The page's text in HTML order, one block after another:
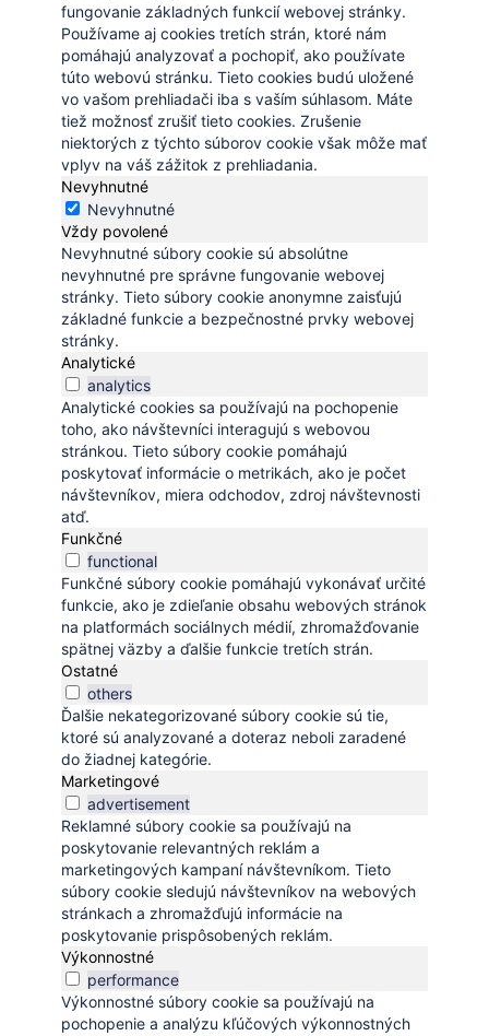
fungovanie základných funkcií webovej stránky.
Používame aj cookies tretích strán, ktoré nám
pomáhajú analyzovať a pochopiť, ako používate
túto webovú stránku. Tieto cookies budú uložené
vo vašom prehliadači iba s vaším súhlasom. Máte
tiež možnosť zrušiť tieto cookies. Zrušenie
niektorých z týchto súborov cookie však môže mať
vplyv na váš zážitok z prehliadania.
Nevyhnutné
Nevyhnutné
Vždy povolené
Nevyhnutné súbory cookie sú absolútne
nevyhnutné pre správne fungovanie webovej
stránky. Tieto súbory cookie anonymne zaisťujú
základné funkcie a bezpečnostné prvky webovej
stránky.
Analytické
analytics
Analytické cookies sa používajú na pochopenie
toho, ako návštevníci interagujú s webovou
stránkou. Tieto súbory cookie pomáhajú
poskytovať informácie o metrikách, ako je počet
návštevníkov, miera odchodov, zdroj návštevnosti
atď.
Funkčné
functional
Funkčné súbory cookie pomáhajú vykonávať určité
funkcie, ako je zdieľanie obsahu webových stránok
na platformách sociálnych médií, zhromažďovanie
spätnej väzby a ďalšie funkcie tretích strán.
Ostatné
others
Ďalšie nekategorizované súbory cookie sú tie,
ktoré sú analyzované a doteraz neboli zaradené
do žiadnej kategórie.
Marketingové
advertisement
Reklamné súbory cookie sa používajú na
poskytovanie relevantných reklám a
marketingových kampaní návštevníkom. Tieto
súbory cookie sledujú návštevníkov na webových
stránkach a zhromažďujú informácie na
poskytovanie prispôsobených reklám.
Výkonnostné
performance
Výkonnostné súbory cookie sa používajú na
pochopenie a analýzu kľúčových výkonnostných